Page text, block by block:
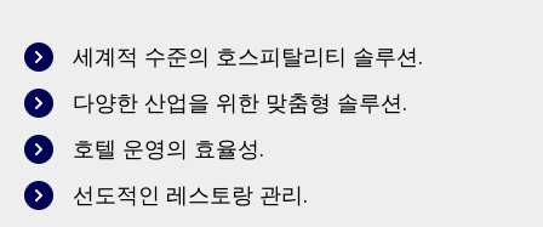
세계적 수준의 호스피탈리티 솔루션.
다양한 산업을 위한 맞춤형 솔루션.
호텔 운영의 효율성.
선도적인 레스토랑 관리.